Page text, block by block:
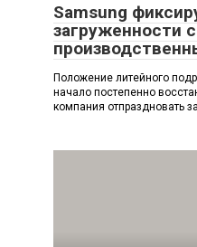
Samsung
загруженности
Положение литейного
начало постепенно
компания отпраздновать